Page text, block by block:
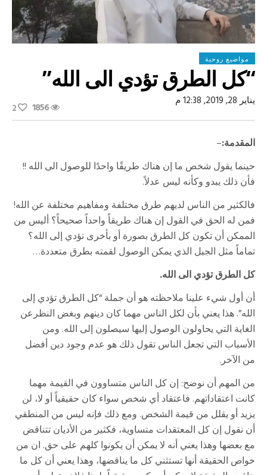
مواضيع روحية
“كل الطرق تؤدي الى الله”
يناير 28, 2019, 12:38 م 1856
2
المقدمة:–
حينما يقول شخص ما إن هناك طريقًا واحدًا للوصول الى الله !!
فأن ذلك يبدو وكأنه ليس عدلاً.
فالكثير من الناس لديهم طرق مختلفة ومفاهيم مختلفة عن الله!
فمن له الحق في القول إن هناك طريقاً واحداً صحيحاً؟ أليس من
الممكن أن تكون كل الطرق بصورة أو بأخرى تؤدي إلى الله؟
تماماً مثل الجبل الذي يمكن الوصول لقمته بطرق متعددة…
كل الطرق تؤدي الى الله.
أن أول شيء علينا ملاحظته هو أن جملة “كل الطرق تؤدي إلى
الله”. هذا يعني بأن لكل الناس مهما كان دينهم وبغض النظرعن
الغاية التي يحاولون الوصول إليها سيصلون إلى الله. ومن
الأسباب التي تجعل الناس تقول ذلك هو عدم وجود دين أفضل
من الآخر.
من المهم أن نوضح: إن كل الناس متساوون في القيمة مهما
كانت اعتقاداتهم. فاعتقاد أي شخص سواء كان حقيقياً أو لا، لن
يزيد أو يقلل من قيمة الشخص. ومع ذلك فإنه ليس من المنطقي
أن نقول إن كل المعتقدات متساوية، فكثير من الأديان تتناقض
مع بعضها وهذا يعني أنه لا يمكن أن يكونوا كلهم على حق. ان من
خواص الحقيقة أنها تستثني كل ما يناقضها، وهذا يعني أن كل ما